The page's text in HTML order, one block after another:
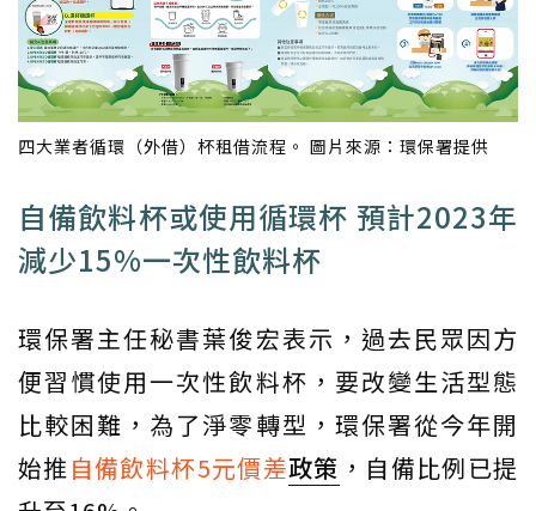
四大業者循環（外借）杯租借流程。 圖片來源：環保署提供
自備飲料杯或使用循環杯 預計2023年
減少15%一次性飲料杯
環保署主任秘書葉俊宏表示，過去民眾因方
便習慣使用一次性飲料杯，要改變生活型態
比較困難，為了淨零轉型，環保署從今年開
始推自備飲料杯5元價差政策 ，自備比例已提